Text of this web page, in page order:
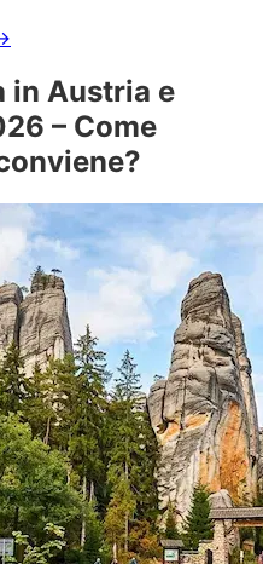
in Austria e
– Come